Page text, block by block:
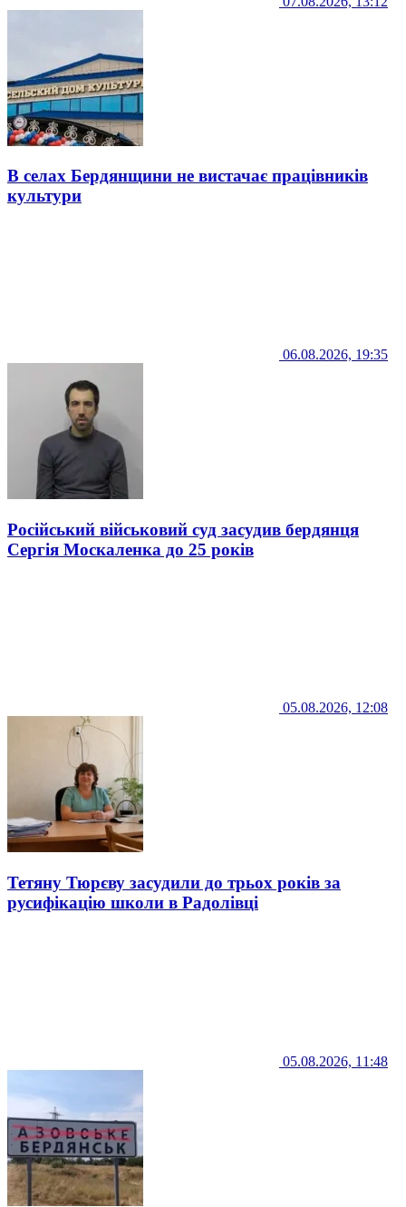
В селах Бердянщини не вистачає працівників
культури
06.08.2026, 19:35
Російський військовий суд засудив бердянця
Сергія Москаленка до 25 років
05.08.2026, 12:08
Тетяну Тюрєву засудили до трьох років за
русифікацію школи в Радолівці
05.08.2026, 11:48